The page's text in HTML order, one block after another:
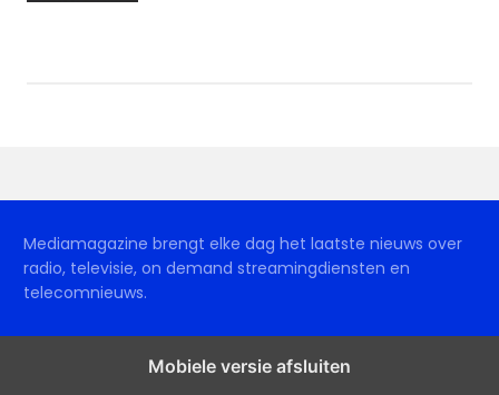
Mediamagazine brengt elke dag het laatste nieuws over
radio, televisie, on demand streamingdiensten en
telecomnieuws.
Mobiele versie afsluiten